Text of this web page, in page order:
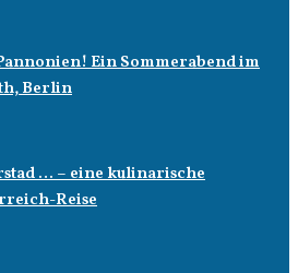
Ein Sommerabend im
Berlin
… – eine kulinarische
Reise